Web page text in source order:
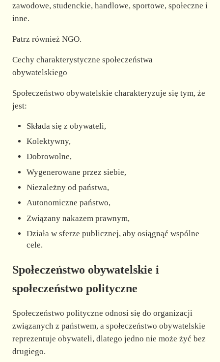
zawodowe, studenckie, handlowe, sportowe, społeczne i
inne.
Patrz również NGO.
Cechy charakterystyczne społeczeństwa
obywatelskiego
Społeczeństwo obywatelskie charakteryzuje się tym, że
jest:
Składa się z obywateli,
Kolektywny,
Dobrowolne,
Wygenerowane przez siebie,
Niezależny od państwa,
Autonomiczne państwo,
Związany nakazem prawnym,
Działa w sferze publicznej, aby osiągnąć wspólne
cele.
Społeczeństwo obywatelskie i
społeczeństwo polityczne
Społeczeństwo polityczne odnosi się do organizacji
związanych z państwem, a społeczeństwo obywatelskie
reprezentuje obywateli, dlatego jedno nie może żyć bez
drugiego.